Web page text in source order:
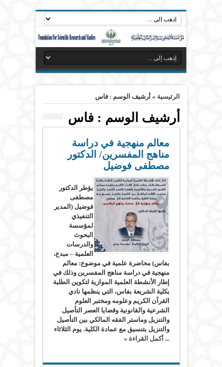
الرئيسية » أرشيف الوسم : فاس
أرشيف الوسم :فاس
معالم منهجية في دراسة
مناهج المفسرين/ الدكتور
مصطفى فوضيل
يؤطر الدكتور
مصطفى
فوضيل (المدير
التنفيذي
لمؤسسة
البحوث
والدرسات
العلمية – مبدع،
بفاس) محاضرة علمية في موضوع: معالم
منهجية في دراسة مناهج المفسرين وذلك في
إطار الأنشطة العلمية الموازية لتكوين الطلبة
بكلية الشريعة بفاس، التي ينظمها نادي
القرآن الكريم وعلومه ومختبر العلوم
الشرعية والقانونية وقضايا العصر التأصيل
والتنزيل وماستر الفقه المالكي بين التأصيل
والتنزيل بتنسيق مع عمادة الكلية. يوم الثلاثاء
... أكمل القراءة »